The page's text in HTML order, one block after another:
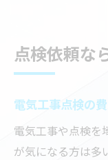
点検依頼な
電気工事点検の
電気工事や点検を
が気になる方は多